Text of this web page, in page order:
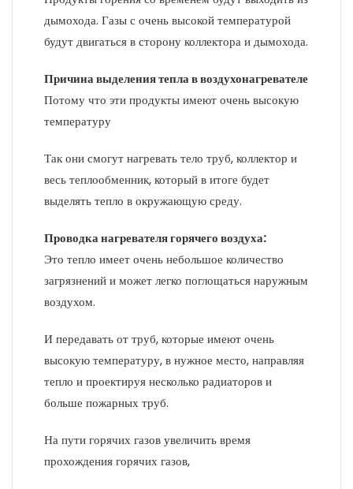
дымохода. Газы с очень высокой температурой
будут двигаться в сторону коллектора и дымохода.
Причина выделения тепла в воздухонагревателе
Потому что эти продукты имеют очень высокую
температуру
Так они смогут нагревать тело труб, коллектор и
весь теплообменник, который в итоге будет
выделять тепло в окружающую среду.
Проводка нагревателя горячего воздуха:
Это тепло имеет очень небольшое количество
загрязнений и может легко поглощаться наружным
воздухом.
И передавать от труб, которые имеют очень
высокую температуру, в нужное место, направляя
тепло и проектируя несколько радиаторов и
больше пожарных труб.
На пути горячих газов увеличить время
прохождения горячих газов,